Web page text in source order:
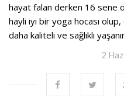
hayat falan derken 16 sene
hayli iyi bir yoga hocası olup,
daha kaliteli ve sağlıklı
2